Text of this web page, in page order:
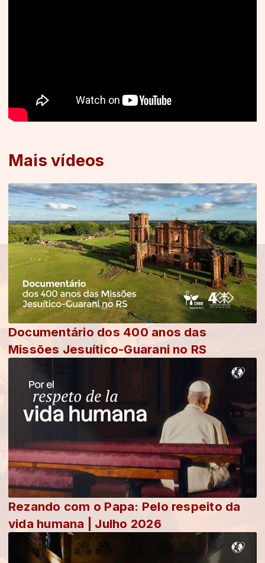
Mais vídeos
Documentário dos 400 anos das
Missões Jesuítico-Guarani no RS
Rezando com o Papa: Pelo respeito da
vida humana | Julho 2026